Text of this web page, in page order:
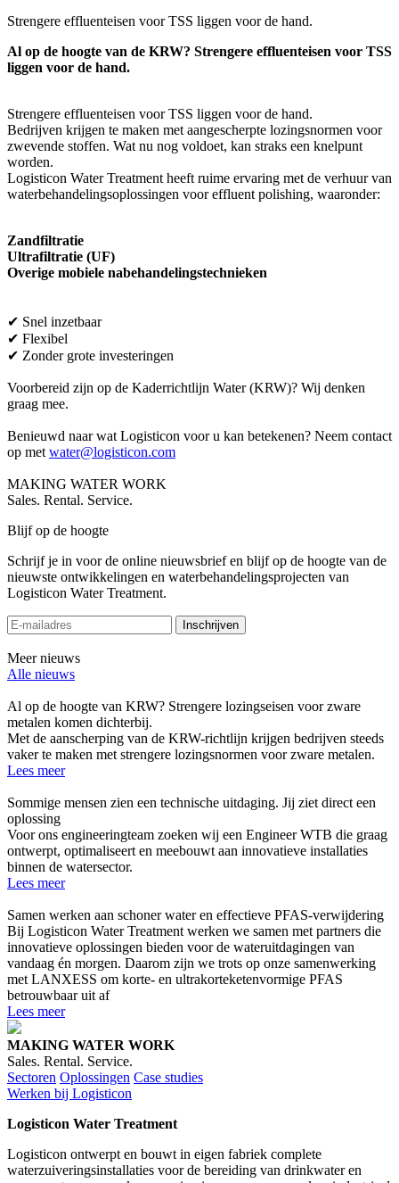
Strengere effluenteisen voor TSS liggen voor de hand.
Al op de hoogte van de KRW? Strengere effluenteisen voor TSS
liggen voor de hand.
Strengere effluenteisen voor TSS liggen voor de hand.
Bedrijven krijgen te maken met aangescherpte lozingsnormen voor
zwevende stoffen. Wat nu nog voldoet, kan straks een knelpunt
worden.
Logisticon Water Treatment heeft ruime ervaring met de verhuur van
waterbehandelingsoplossingen voor effluent polishing, waaronder:
Zandfiltratie
Ultrafiltratie (UF)
Overige mobiele nabehandelingstechnieken
✔ Snel inzetbaar
✔ Flexibel
✔ Zonder grote investeringen
Voorbereid zijn op de Kaderrichtlijn Water (KRW)? Wij denken
graag mee.
Benieuwd naar wat Logisticon voor u kan betekenen? Neem contact
op met water@logisticon.com
MAKING WATER WORK
Sales. Rental. Service.
Blijf op de hoogte
Schrijf je in voor de online nieuwsbrief en blijf op de hoogte van de
nieuwste ontwikkelingen en waterbehandelingsprojecten van
Logisticon Water Treatment.
Inschrijven
Meer nieuws
Alle nieuws
Al op de hoogte van KRW? Strengere lozingseisen voor zware
metalen komen dichterbij.
Met de aanscherping van de KRW-richtlijn krijgen bedrijven steeds
vaker te maken met strengere lozingsnormen voor zware metalen.
Lees meer
Sommige mensen zien een technische uitdaging. Jij ziet direct een
oplossing
Voor ons engineeringteam zoeken wij een Engineer WTB die graag
ontwerpt, optimaliseert en meebouwt aan innovatieve installaties
binnen de watersector.
Lees meer
Samen werken aan schoner water en effectieve PFAS-verwijdering
Bij Logisticon Water Treatment werken we samen met partners die
innovatieve oplossingen bieden voor de wateruitdagingen van
vandaag én morgen. Daarom zijn we trots op onze samenwerking
met LANXESS om korte- en ultrakorteketenvormige PFAS
betrouwbaar uit af
Lees meer
MAKING WATER WORK
Sales. Rental. Service.
Sectoren Oplossingen Case studies
Werken bij Logisticon
Logisticon Water Treatment
Logisticon ontwerpt en bouwt in eigen fabriek complete
waterzuiveringsinstallaties voor de bereiding van drinkwater en